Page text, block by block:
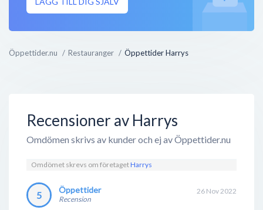
Öppettider.nu Restauranger Öppettider Harrys
Recensioner av Harrys
Omdömen skrivs av kunder och ej av Öppettider.nu
Omdömet skrevs om företagetHarrys
5 Öppettider
Recension
26 Nov 2022